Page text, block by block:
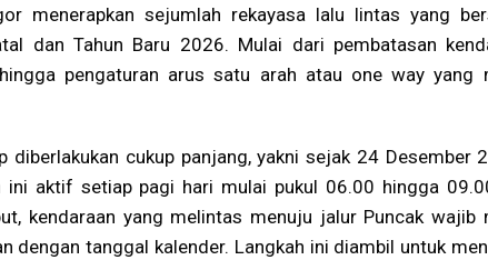
menerapkan sejumlah rekayasa lalu lintas yang
dan Tahun Baru 2026. Mulai dari pembatasan
pengaturan arus satu arah atau one way yang
diberlakukan cukup panjang, yakni sejak 24 Desember
ini aktif setiap pagi hari mulai pukul 06.00 hingga
kendaraan yang melintas menuju jalur Puncak wajib
dengan tanggal kalender. Langkah ini diambil untuk